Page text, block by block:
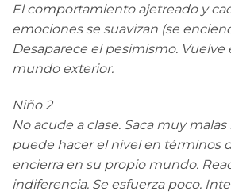
El comportamiento ajetreado y
emociones se suavizan (se
Desaparece el pesimismo. Vuelve
mundo exterior.
Niño 2
No acude a clase. Saca muy malas
puede hacer el nivel en términos
encierra en su propio mundo.
indiferencia. Se esfuerza poco.